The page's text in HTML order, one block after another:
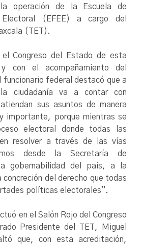
operación de la Escuela de
Electoral (EFEE) a cargo del
(TET).
Congreso del Estado de esta
con el acompañamiento del
federal destacó que a
ciudadanía va a contar con
sus asuntos de manera
importante, porque mientras se
electoral donde todas las
resolver a través de las vías
desde la Secretaría de
gobernabilidad del país, a la
del derecho que todas
políticas electorales”.
en el Salón Rojo del Congreso
Presidente del TET, Miguel
que, con esta acreditación,